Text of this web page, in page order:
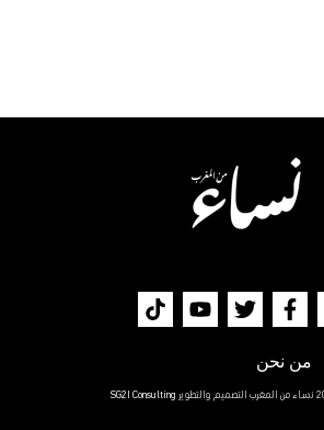
من نحن
SG2I Consulting